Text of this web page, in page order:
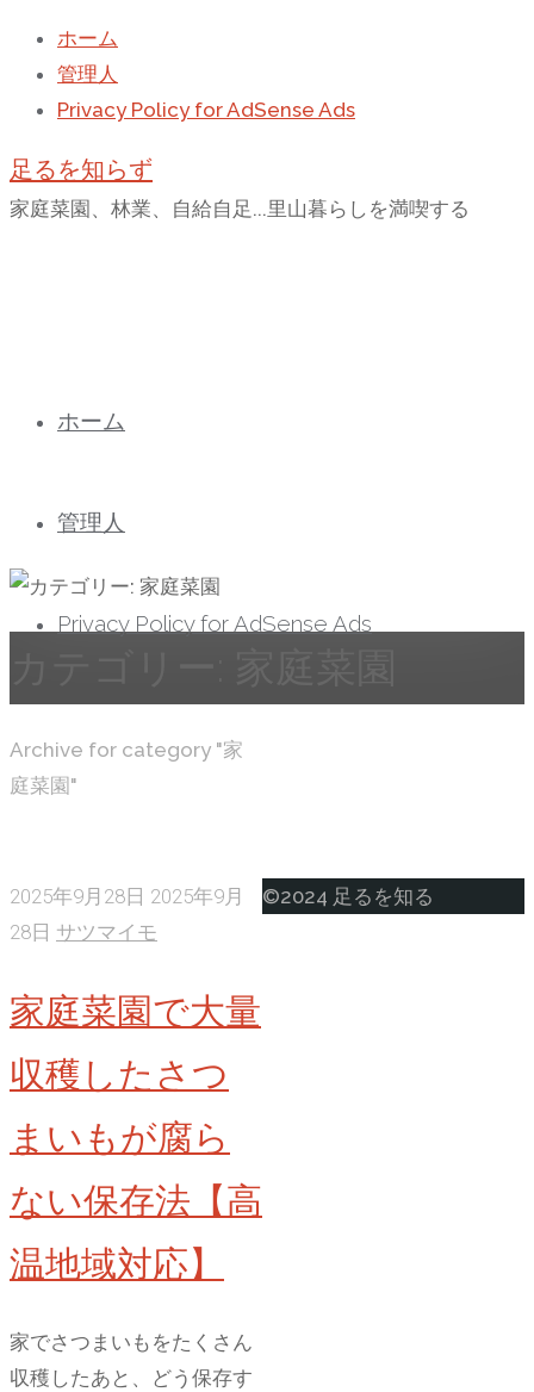
ホーム
管理人
Privacy Policy for AdSense Ads
足るを知らず
家庭菜園、林業、自給自足...里山暮らしを満喫する
へ
キ
プ
ホーム
管理人
Privacy Policy for AdSense Ads
ホ
ー
Archive for category "家
庭菜園"
2025年9月28日 2025年9月
28日 サツマイモ
家庭菜園で大量
収穫したさつ
まいもが腐ら
ない保存法【高
温地域対応】
家でさつまいもをたくさん
収穫したあと、どう保存す
ト
©2024 足るを知る